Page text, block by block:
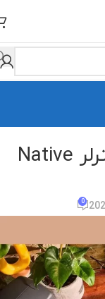
راهنمای خرید میدی کنترلر Native
0